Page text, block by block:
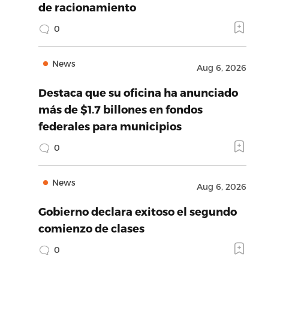
de racionamiento
0
News Aug 6, 2026
Destaca que su oficina ha anunciado
más de $1.7 billones en fondos
federales para municipios
0
News Aug 6, 2026
Gobierno declara exitoso el segundo
comienzo de clases
0